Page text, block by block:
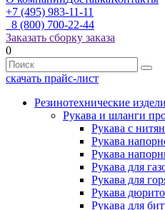
+7 (495) 983-11-11
8 (800) 700-22-44
Заказать сборку заказа
0
скачать прайс-лист
Резинотехнические
Рукава и шланги
Рукава с
Рукава
Рукава
Рукава для
Рукава для
Рукава
Рукава для